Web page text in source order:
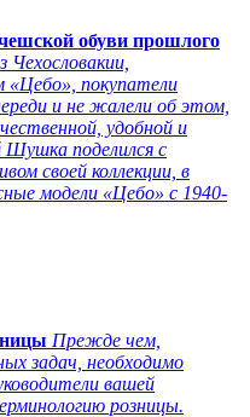
обуви прошлого
Чехословакии,
«Цебо», покупатели
и не жалели об этом,
удобной и
поделился с
своей коллекции, в
модели «Цебо» с 1940-
Прежде чем,
задач, необходимо
вашей
розницы.